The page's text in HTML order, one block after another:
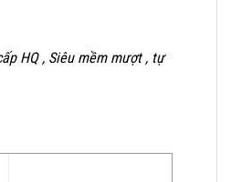
HQ , Siêu mềm mượt , tự